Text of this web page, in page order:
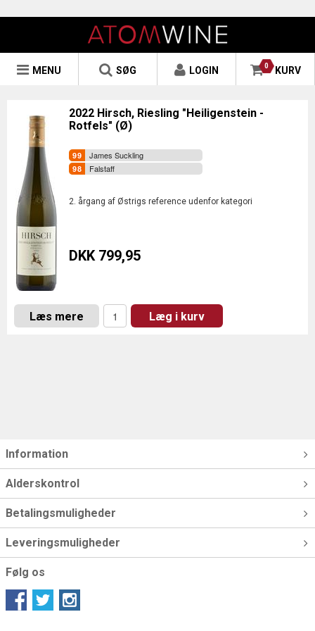
0 KURV
LOGIN
SØG
MENU
2022 Hirsch, Riesling "Heiligenstein -
Rotfels" (Ø)
James Suckling
Falstaff
2. årgang af Østrigs reference udenfor kategori
DKK 799,95
Læs mere Læg i kurv
Information
Alderskontrol
Betalingsmuligheder
Leveringsmuligheder
Følg os